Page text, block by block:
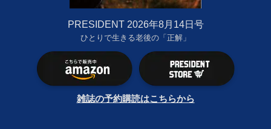
PRESIDENT 2026年8月14日号
ひとりで生きる老後の「正解」
雑誌の予約購読はこちらから